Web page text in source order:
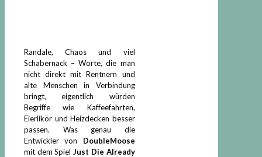
Randale, Chaos und viel
Schabernack – Worte, die man
nicht direkt mit Rentnern und
alte Menschen in Verbindung
bringt, eigentlich würden
Begriffe wie Kaffeefahrten,
Eierlikör und Heizdecken besser
passen. Was genau die
Entwickler von DoubleMoose
mit dem SpielJust Die Already